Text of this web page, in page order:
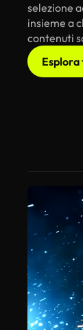
selezione
insieme a
contenuti